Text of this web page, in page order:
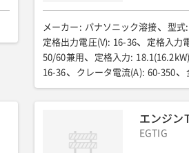
メーカー : パナソニック溶接 型式:
定格出力電圧(V): 16-36 定格入力
50/60兼用
定格入力: 18.1(16.2kW)
16-36
クレータ電流(A): 60-350
全高(mm): 730 質量(kg): 95 オ
溶接用キャブタイヤWCT20m/CO2
エンジン
EGTIG